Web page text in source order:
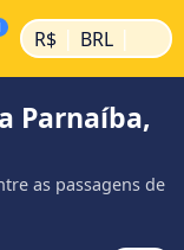
R$ | BRL |
Parnaíba,
as passagens de